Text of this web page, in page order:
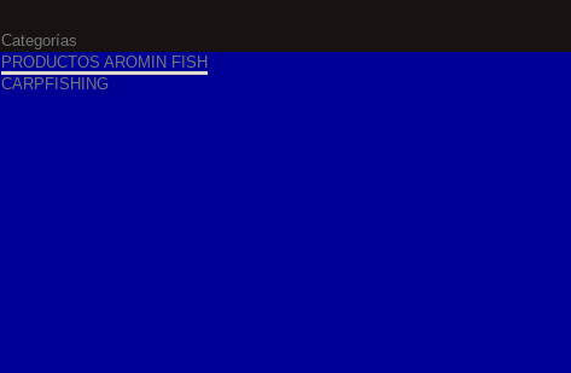
Categorías
PRODUCTOS AROMIN FISH
CARPFISHING